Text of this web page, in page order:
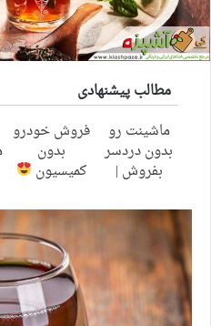
مطالب پیشنهادی
ماشینت رو
بدون دردسر
بفروش |
فروش خودرو
بدون
کمیسیون